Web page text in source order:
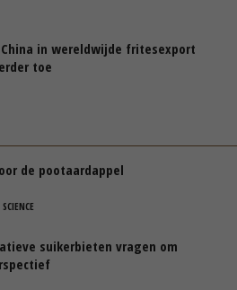
in wereldwijde fritesexport
toe
de pootaardappel
suikerbieten vragen om